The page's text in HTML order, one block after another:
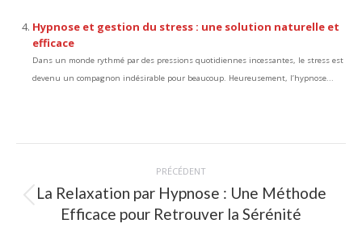
Hypnose et gestion du stress : une solution naturelle et
efficace
Dans un monde rythmé par des pressions quotidiennes incessantes, le stress est
devenu un compagnon indésirable pour beaucoup. Heureusement, l’hypnose...
PRÉCÉDENT
Article
précédent
La Relaxation par Hypnose : Une Méthode
Efficace pour Retrouver la Sérénité